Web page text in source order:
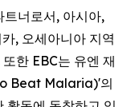
트너로서, 아시아,
, 오세아니아 지역
한 EBC는 유엔 재
Beat Malaria)'의